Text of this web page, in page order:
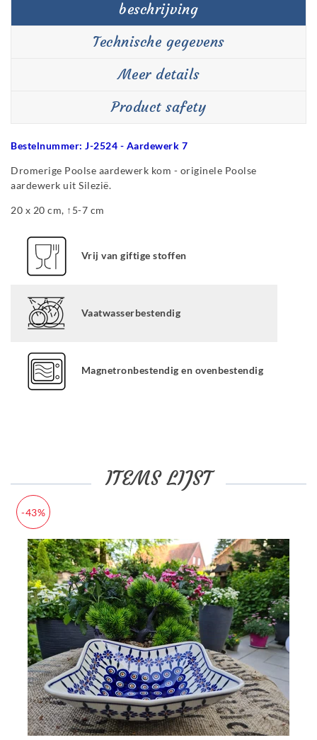
beschrijving
Technische gegevens
Meer details
Product safety
Bestelnummer: J-2524 - Aardewerk 7
Dromerige Poolse aardewerk kom - originele Poolse
aardewerk uit Silezië.
20 x 20 cm, ↑5-7 cm
Vrij van giftige stoffen
Vaatwasserbestendig
Magnetronbestendig en ovenbestendig
ITEMS LIJST
-43%